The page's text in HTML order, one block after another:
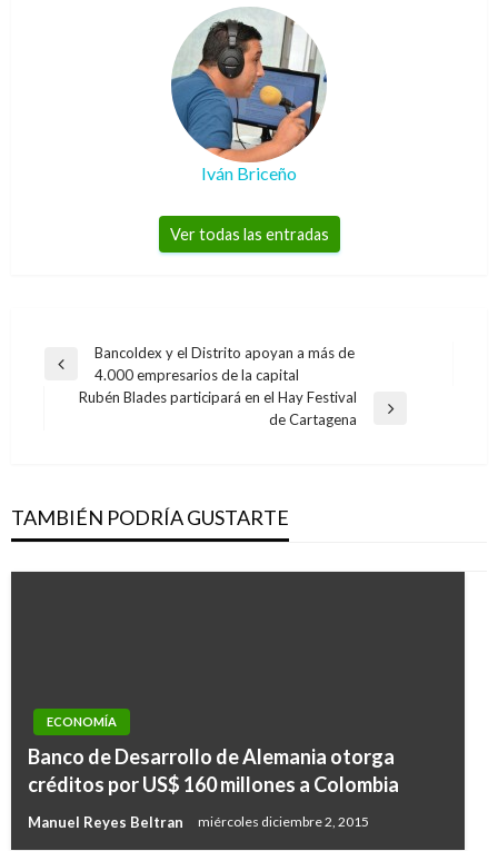
Iván Briceño
Ver todas las entradas
Navegación
Entrada
anterior
Bancoldex y el Distrito apoyan a más de
4.000 empresarios de la capital
Rubén Blades participará en el Hay Festival
de Cartagena
TAMBIÉN PODRÍA GUSTARTE
ECONOMÍA
Banco de Desarrollo de Alemania otorga
créditos por US$ 160 millones a Colombia
Manuel Reyes Beltran miércoles diciembre 2, 2015
ECONOMÍA
Mincomercio fija como meta llegar a US$27 mil
millones en exportaciones no minero